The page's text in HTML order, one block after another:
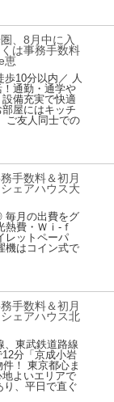
、8月中に入
は事務手数料
恵
歩10分以内／ 人
通勤・通学や
備充実で快適
屋にはキッチ
ご友人同士での
手数料＆初月
ェアハウス大
毎月の出費をグ
熱費・Ｗｉ-ｆ
レットペーパ
機はコイン式で
手数料＆初月
ェアハウス北
、東武鉄道路線
分「京成小岩
！ 東京都心ま
よいエリアで
、平日で直ぐ